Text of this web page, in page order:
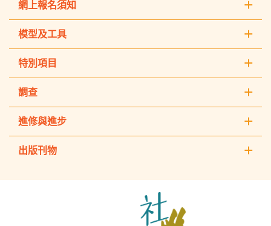
網上報名須知
模型及工具
特別項目
調查
進修與進步
出版刊物